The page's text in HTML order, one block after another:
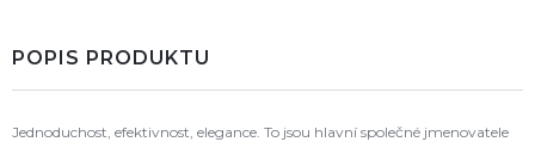
POPIS PRODUKTU
Jednoduchost, efektivnost, elegance. To jsou hlavní společné jmenovatele